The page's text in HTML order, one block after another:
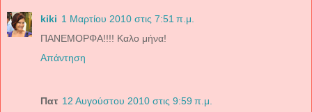
kiki 1 Μαρτίου 2010 στις 7:51 π.μ.
ΠΑΝΕΜΟΡΦΑ!!!! Καλο μήνα!
Απάντηση
Πατ 12 Αυγούστου 2010 στις 9:59 π.μ.